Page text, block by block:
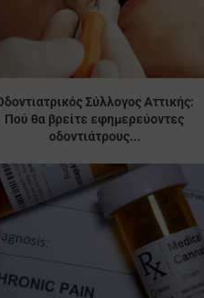
Σύλλογος Αττικής:
Πού θα βρείτε εφημερεύοντες
οδοντιάτρους...